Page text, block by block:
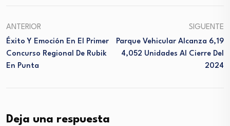
ANTERIOR
Éxito Y Emoción En El Primer
Concurso Regional De Rubik
En Punta
SIGUENTE
Parque Vehicular Alcanza 6,19
4,052 Unidades Al Cierre Del
2024
Deja una respuesta